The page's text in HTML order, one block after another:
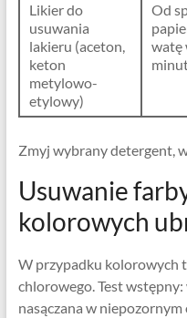
Likier do
usuwania
lakieru (aceton,
keton
metylowo-
etylowy)
Od
watę
Zmyj wybrany detergent,
Usuwanie
kolorowych
W przypadku kolorowych
chlorowego. Test
nasączana w